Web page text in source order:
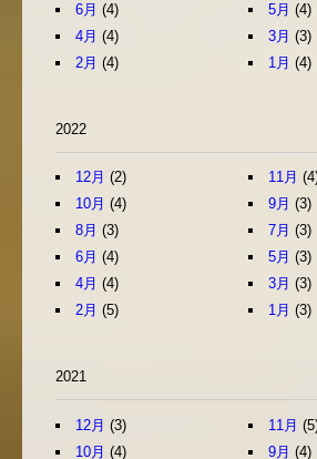
6月 (4) 5月 (4)
4月 (4) 3月 (3)
2月 (4) 1月 (4)
2022
12月 (2) 11月
10月 (4) 9月 (3)
8月 (3) 7月 (3)
6月 (4) 5月 (3)
4月 (4) 3月 (3)
2月 (5) 1月 (3)
2021
12月 (3) 11月
10月 (4) 9月 (4)